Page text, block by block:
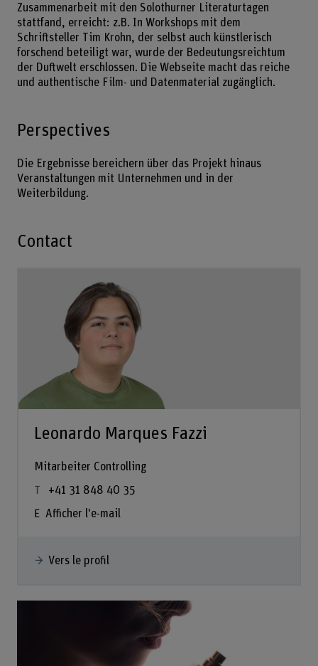
Zusammenarbeit mit den Solothurner Literaturtagen
stattfand, erreicht: z.B. In Workshops mit dem
Schriftsteller Tim Krohn, der selbst auch künstlerisch
forschend beteiligt war, wurde der Bedeutungsreichtum
der Duftwelt erschlossen. Die Webseite macht das reiche
und authentische Film- und Datenmaterial zugänglich.
Perspectives
Die Ergebnisse bereichern über das Projekt hinaus
Veranstaltungen mit Unternehmen und in der
Weiterbildung.
Contact
Leonardo Marques Fazzi
Mitarbeiter Controlling
+41 31 848 40 35
Afficher l'e-mail
Vers le profil